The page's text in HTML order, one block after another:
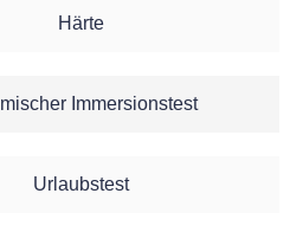
Härte
Immersionstest
Urlaubstest